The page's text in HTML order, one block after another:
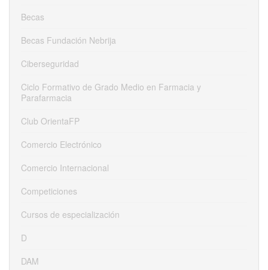
Becas
Becas Fundación Nebrija
Ciberseguridad
Ciclo Formativo de Grado Medio en Farmacia y
Parafarmacia
Club OrientaFP
Comercio Electrónico
Comercio Internacional
Competiciones
Cursos de especialización
D
DAM